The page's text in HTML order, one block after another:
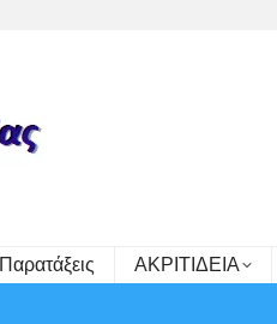
Παρατάξεις ΑΚΡΙΤΙΔΕΙΑ